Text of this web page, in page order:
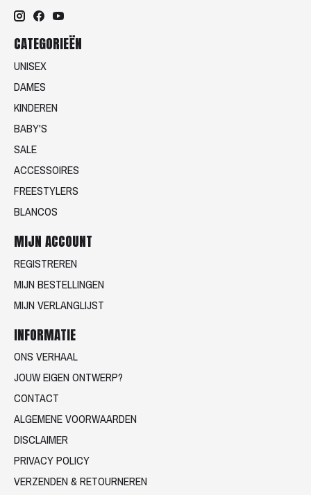
CATEGORIEËN
UNISEX
DAMES
KINDEREN
BABY'S
SALE
ACCESSOIRES
FREESTYLERS
BLANCOS
MIJN ACCOUNT
REGISTREREN
MIJN BESTELLINGEN
MIJN VERLANGLIJST
INFORMATIE
ONS VERHAAL
JOUW EIGEN ONTWERP?
CONTACT
ALGEMENE VOORWAARDEN
DISCLAIMER
PRIVACY POLICY
VERZENDEN & RETOURNEREN